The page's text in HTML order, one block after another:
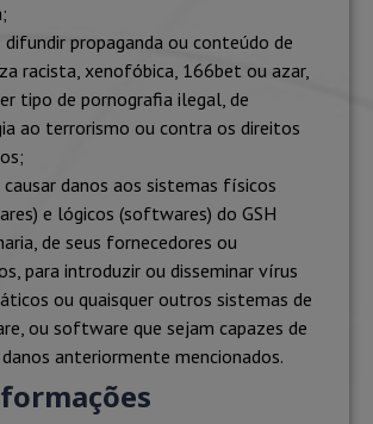
difundir propaganda ou conteúdo de
racista, xenofóbica, 166bet ou azar,
tipo de pornografia ilegal, de
ao terrorismo ou contra os direitos
causar danos aos sistemas físicos
e lógicos (softwares) do GSH
de seus fornecedores ou
para introduzir ou disseminar vírus
ou quaisquer outros sistemas de
ou software que sejam capazes de
anteriormente mencionados.